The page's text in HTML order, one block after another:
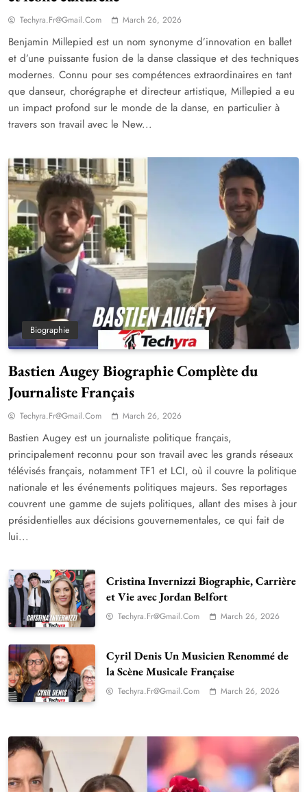
Techyra.fr@gmail.com March 26, 2026
Benjamin Millepied est un nom synonyme d’innovation en ballet
et d’une puissante fusion de la danse classique et des techniques
modernes. Connu pour ses compétences extraordinaires en tant
que danseur, chorégraphe et directeur artistique, Millepied a eu
un impact profond sur le monde de la danse, en particulier à
travers son travail avec le New...
Biographie
Bastien Augey Biographie Complète du
Journaliste Français
Techyra.fr@gmail.com March 26, 2026
Bastien Augey est un journaliste politique français,
principalement reconnu pour son travail avec les grands réseaux
télévisés français, notamment TF1 et LCI, où il couvre la politique
nationale et les événements politiques majeurs. Ses reportages
couvrent une gamme de sujets politiques, allant des mises à jour
présidentielles aux décisions gouvernementales, ce qui fait de
lui...
Cristina Invernizzi Biographie, Carrière
et Vie avec Jordan Belfort
Techyra.fr@gmail.com March 26, 2026
Cyril Denis Un Musicien Renommé de
la Scène Musicale Française
Techyra.fr@gmail.com March 26, 2026